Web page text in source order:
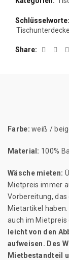
Schlüsselworte:
Tischunterdecke
Share
Farbe: weiß /
Material: 100%
Wäsche mieten:
Mietpreis immer
Vorbereitung, das
Mietartikel
auch im Mietpreis
leicht von den
aufweisen. Des
Mietbestandteil